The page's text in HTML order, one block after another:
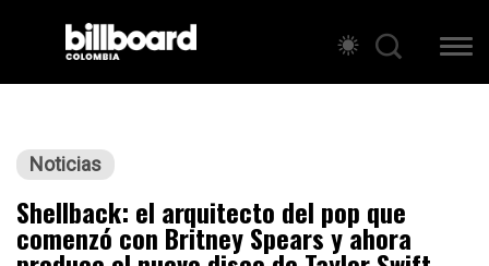
Noticias
Shellback: el arquitecto del pop que
comenzó con Britney Spears y ahora